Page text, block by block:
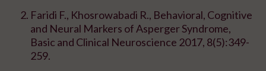
Faridi F., Khosrowabadi R., Behavioral, Cognitive
and Neural Markers of Asperger Syndrome,
Basic and Clinical Neuroscience 2017, 8(5):349-
259.